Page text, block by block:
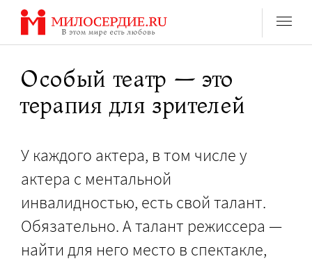
Перейти
содержанию
Особый театр — это
терапия для зрителей
У каждого актера, в том числе у
актера с ментальной
инвалидностью, есть свой талант.
Обязательно. А талант режиссера —
найти для него место в спектакле,